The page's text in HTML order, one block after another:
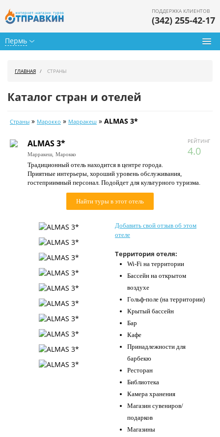
Пермь
ПОДДЕРЖКА КЛИЕНТОВ
(342) 255-42-17
Календарь туров
Цены дня
Страны
Как купить
Контакты
ГЛАВНАЯ СТРАНЫ
Каталог стран и отелей
Страны » Марокко » Марракеш » ALMAS 3*
РЕЙТИНГ
4.0
ALMAS 3*
Марракеш, Марокко
Традиционный отель находится в центре города.
Приятные интерьеры, хороший уровень обслуживания,
гостеприимный персонал. Подойдет для культурного туризма.
Найти туры в этот отель
Добавить свой отзыв об этом
отеле
Территория отеля:
Wi-Fi на территории
Бассейн на открытом
воздухе
Гольф-поле (на территории)
Крытый бассейн
Бар
Кафе
Принадлежности для
барбекю
Ресторан
Библиотека
Камера хранения
Магазин сувениров/
подарков
Магазины